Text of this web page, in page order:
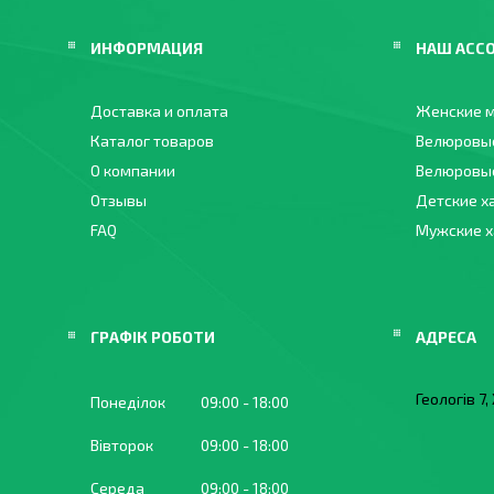
ИНФОРМАЦИЯ
Доставка и оплата
Каталог товаров
О компании
Отзывы
FAQ
НАШ
Женские
Детские
Мужские
ГРАФІК РОБОТИ
Понеділок 09:00 18:00
Вівторок 09:00 18:00
Середа 09:00 18:00
Геологів